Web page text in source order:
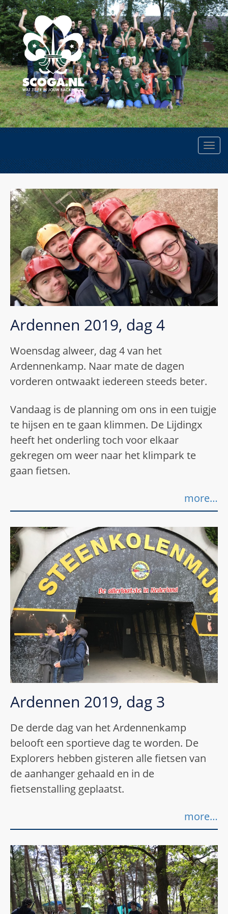
Ardennen 2019, dag 4
Woensdag alweer, dag 4 van het
Ardennenkamp. Naar mate de dagen
vorderen ontwaakt iedereen steeds beter.
Vandaag is de planning om ons in een tuigje
te hijsen en te gaan klimmen. De Lijdingx
heeft het onderling toch voor elkaar
gekregen om weer naar het klimpark te
gaan fietsen.
more…
Ardennen 2019, dag 3
De derde dag van het Ardennenkamp
belooft een sportieve dag te worden. De
Explorers hebben gisteren alle fietsen van
de aanhanger gehaald en in de
fietsenstalling geplaatst.
more…